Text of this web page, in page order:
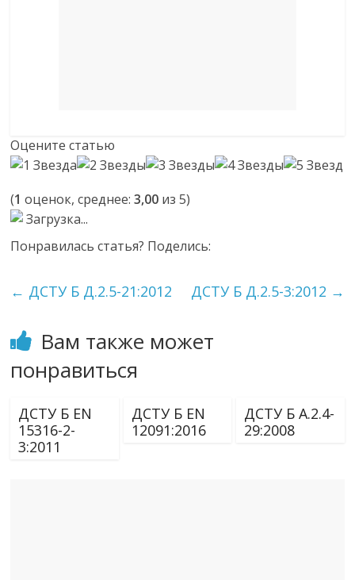
Оцените статью
(1 оценок, среднее:3,00 из 5)
Загрузка...
Понравилась статья? Поделись:
← ДСТУ Б Д.2.5-21:2012 ДСТУ Б Д.2.5-3:2012 →
Вам также может
понравиться
ДСТУ Б EN
15316-2-
3:2011
ДСТУ Б EN
12091:2016
ДСТУ Б А.2.4-
29:2008